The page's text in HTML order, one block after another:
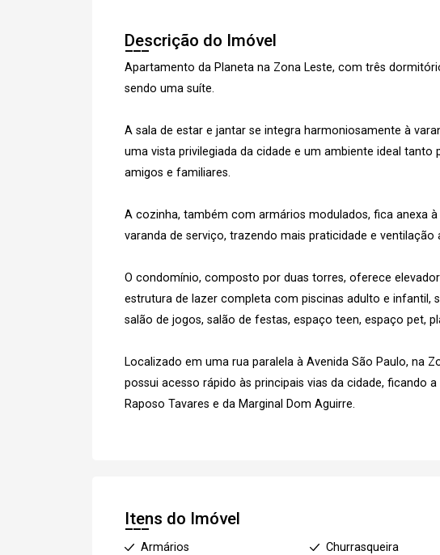
Descrição do Imóvel
Apartamento da Planeta na Zona Leste, com três
sendo uma suíte.
A sala de estar e jantar se integra harmoniosamente à
uma vista privilegiada da cidade e um ambiente ideal tanto
amigos e familiares.
A cozinha, também com armários modulados, fica anexa
varanda de serviço, trazendo mais praticidade e ventilação
O condomínio, composto por duas torres, oferece
estrutura de lazer completa com piscinas adulto e infantil,
salão de jogos, salão de festas, espaço teen, espaço pet,
Localizado em uma rua paralela à Avenida São Paulo, na
possui acesso rápido às principais vias da cidade, ficando
Raposo Tavares e da Marginal Dom Aguirre.
Itens do Imóvel
Armários Churrasqueira